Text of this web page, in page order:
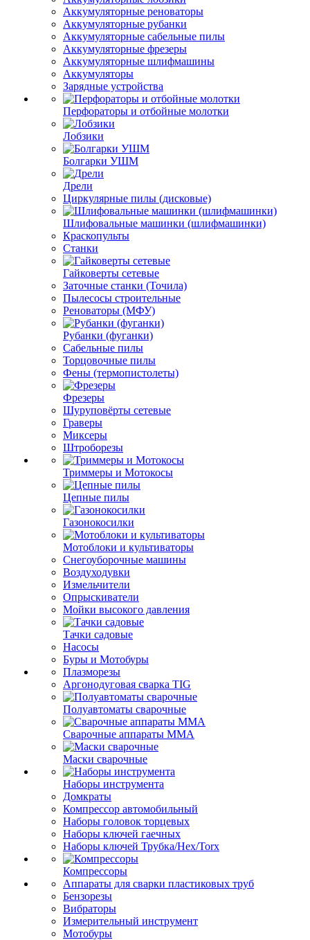
Аккумуляторные реноваторы
Аккумуляторные рубанки
Аккумуляторные сабельные пилы
Аккумуляторные фрезеры
Аккумуляторные шлифмашины
Аккумуляторы
Зарядные устройства
Перфораторы и отбойные молотки
Лобзики
Болгарки УШМ
Дрели
Циркулярные пилы (дисковые)
Шлифовальные машинки (шлифмашинки)
Краскопульты
Станки
Гайковерты сетевые
Заточные станки (Точила)
Пылесосы строительные
Реноваторы (МФУ)
Рубанки (фуганки)
Сабельные пилы
Торцовочные пилы
Фены (термопистолеты)
Фрезеры
Шуруповёрты сетевые
Граверы
Миксеры
Штроборезы
Триммеры и Мотокосы
Цепные пилы
Газонокосилки
Мотоблоки и культиваторы
Снегоуборочные машины
Воздуходувки
Измельчители
Опрыскиватели
Мойки высокого давления
Тачки садовые
Насосы
Буры и Мотобуры
Плазморезы
Аргонодуговая сварка TIG
Полуавтоматы сварочные
Сварочные аппараты ММА
Маски сварочные
Наборы инструмента
Домкраты
Компрессор автомобильный
Наборы головок торцевых
Наборы ключей гаечных
Наборы ключей Трубка/Hex/Torx
Компрессоры
Аппараты для сварки пластиковых труб
Бензорезы
Вибраторы
Измерительный инструмент
Мотобуры